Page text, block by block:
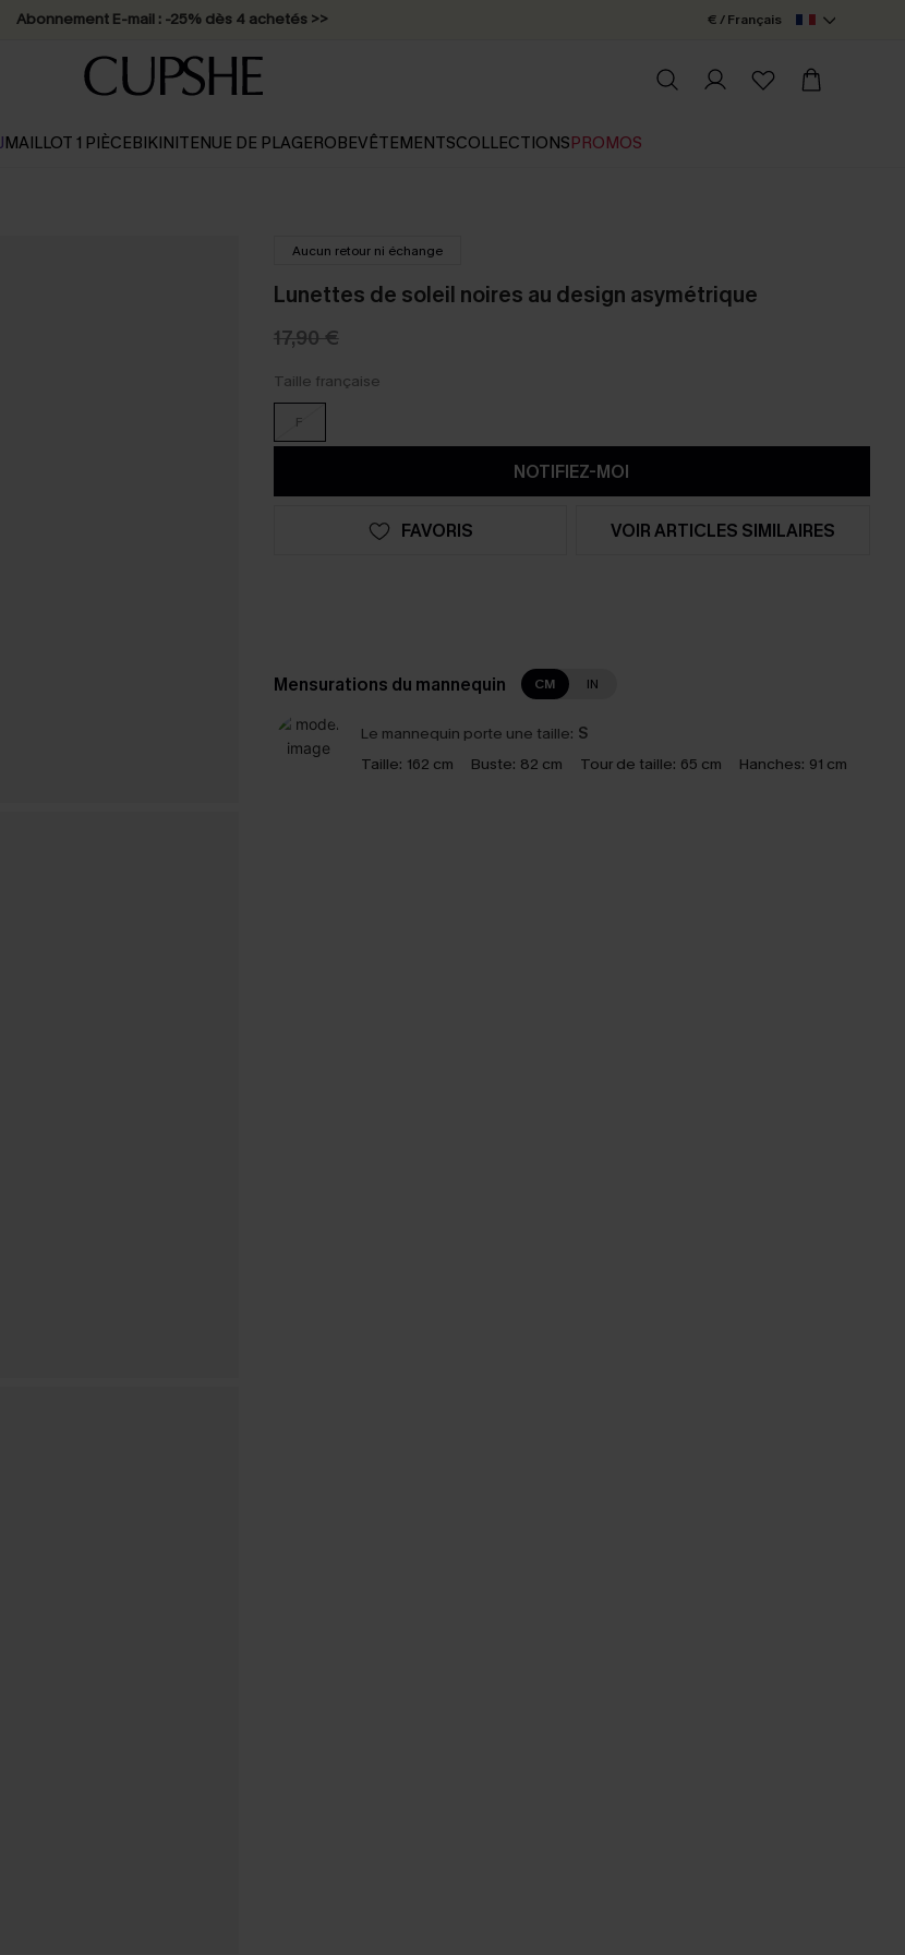
Abonnement E-mail : -25% dès 4 achetés >> € / Français
MAILLOT 1 PIÈCEBIKINITENUE DE PLAGEROBEVÊTEMENTSCOLLECTIONSPROMOS
Aucun retour ni échange
Lunettes de soleil noires au design asymétrique
17,90 €
Taille française
F
NOTIFIEZ-MOI
FAVORIS VOIR ARTICLES SIMILAIRES
Mensurations du mannequin CM IN
Le mannequin porte une taille: S
Taille: 162 cm Buste: 82 cm Tour de taille: 65 cm Hanches: 91 cm